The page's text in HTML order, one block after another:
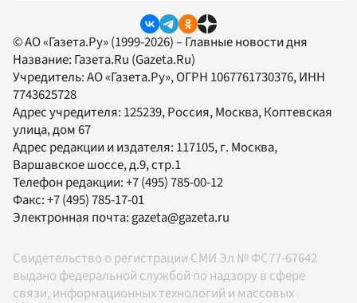
© АО «Газета.Ру» (1999-2026) – Главные новости дня
Название: Газета.Ru (Gazeta.Ru)
Учредитель:АО «Газета.Ру», ОГРН 1067761730376, ИНН
7743625728
Адрес учредителя: 125239, Россия, Москва, Коптевская
улица, дом 67
Адрес редакции и издателя: 117105, г. Москва,
Варшавское шоссе, д.9, стр.1
Телефон редакции:+7 (495) 785-00-12
Факс:+7 (495) 785-17-01
Электронная почта:gazeta@gazeta.ru
Свидетельство о регистрации СМИ Эл № ФС77-67642
выдано федеральной службой по надзору в сфере
связи, информационных технологий и массовых